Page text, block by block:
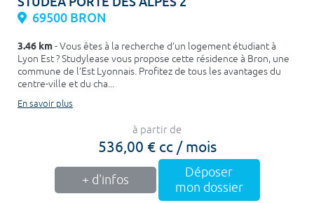
69500 BRON
3.46 km- Vous êtes à la recherche d’un logement étudiant à
Lyon Est ? Studylease vous propose cette résidence à Bron, une
commune de l’Est Lyonnais. Profitez de tous les avantages du
centre-ville et du cha...
En savoir plus
à partir de
536,00 € cc / mois
+ d'infos
Déposer
mon dossier